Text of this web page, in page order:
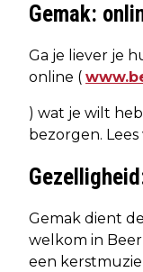
Gemak:
Ga je liever je
online (
) wat je wilt
bezorgen.
Gemak dient
welkom in
een